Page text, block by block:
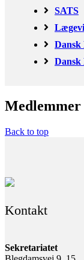
SATS
Dansk
Dansk
Medlemmer
Back to top
Kontakt
Sekretariatet